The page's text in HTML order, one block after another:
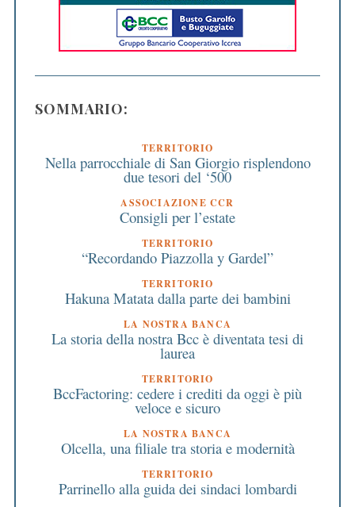
SOMMARIO:
TERRITORIO
Nella parrocchiale di San Giorgio risplendono
due tesori del ‘500
ASSOCIAZIONE CCR
Consigli per l’estate
TERRITORIO
“Recordando Piazzolla y Gardel”
TERRITORIO
Hakuna Matata dalla parte dei bambini
LA NOSTRA BANCA
La storia della nostra Bcc è diventata tesi di
laurea
TERRITORIO
BccFactoring: cedere i crediti da oggi è più
veloce e sicuro
LA NOSTRA BANCA
Olcella, una filiale tra storia e modernità
TERRITORIO
Parrinello alla guida dei sindaci lombardi